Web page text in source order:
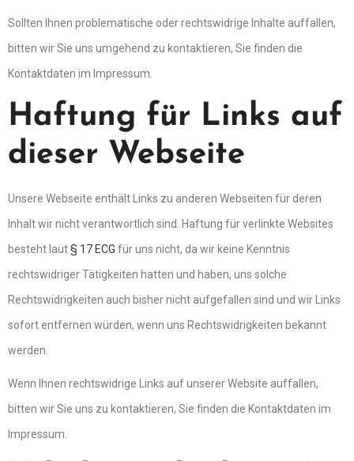
Sollten Ihnen problematische oder rechtswidrige Inhalte auffallen,
bitten wir Sie uns umgehend zu kontaktieren, Sie finden die
Kontaktdaten im Impressum.
Haftung für Links auf
dieser Webseite
Unsere Webseite enthält Links zu anderen Webseiten für deren
Inhalt wir nicht verantwortlich sind. Haftung für verlinkte Websites
besteht laut§ 17 ECG für uns nicht, da wir keine Kenntnis
rechtswidriger Tätigkeiten hatten und haben, uns solche
Rechtswidrigkeiten auch bisher nicht aufgefallen sind und wir Links
sofort entfernen würden, wenn uns Rechtswidrigkeiten bekannt
werden.
Wenn Ihnen rechtswidrige Links auf unserer Website auffallen,
bitten wir Sie uns zu kontaktieren, Sie finden die Kontaktdaten im
Impressum.